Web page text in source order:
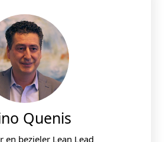
Quenis
en bezieler Lean Lead